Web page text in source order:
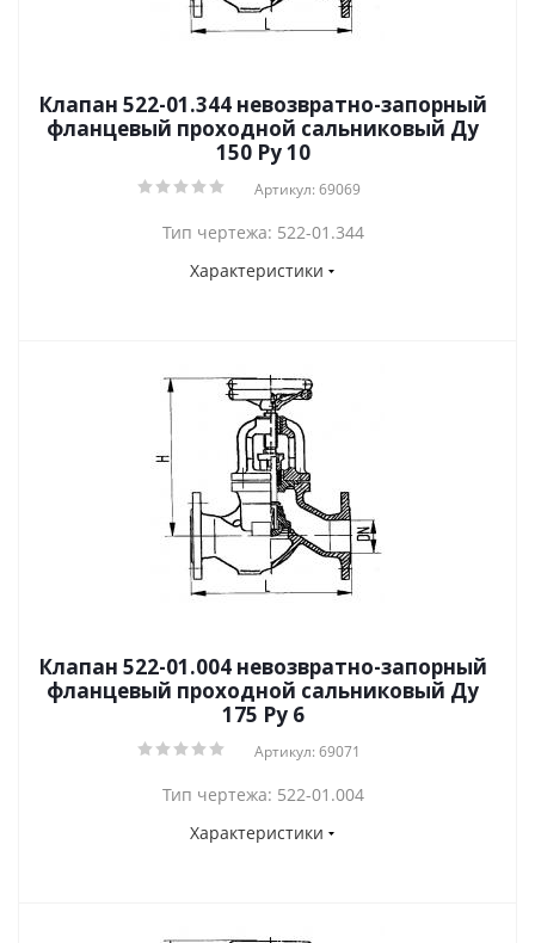
Клапан 522-01.344 невозвратно-запорный
фланцевый проходной сальниковый Ду
150 Ру 10
Артикул: 69069
Тип чертежа: 522-01.344
Характеристики
Клапан 522-01.004 невозвратно-запорный
фланцевый проходной сальниковый Ду
175 Ру 6
Артикул: 69071
Тип чертежа: 522-01.004
Характеристики